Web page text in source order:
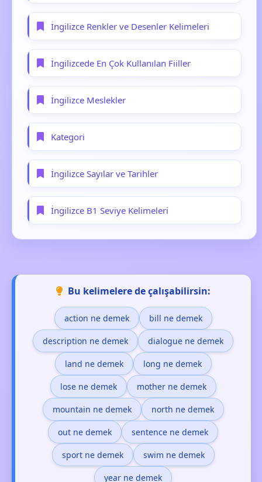
İngilizce Renkler ve Desenler Kelimeleri
İngilizcede En Çok Kullanılan Fiiller
İngilizce Meslekler
Kategori
İngilizce Sayılar ve Tarihler
İngilizce B1 Seviye Kelimeleri
Bu kelimelere de çalışabilirsin:
action ne demek bill ne demek
description ne demek dialogue ne demek
land ne demek long ne demek
lose ne demek mother ne demek
mountain ne demek north ne demek
out ne demek sentence ne demek
sport ne demek swim ne demek
year ne demek